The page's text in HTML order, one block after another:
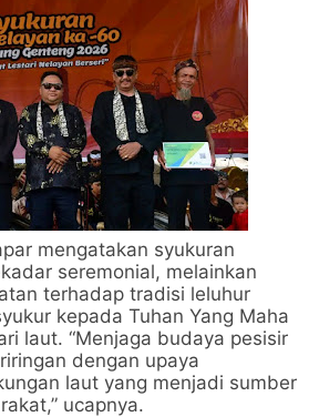
mengatakan syukuran
seremonial, melainkan
terhadap tradisi leluhur
kepada Tuhan Yang Maha
laut. “Menjaga budaya pesisir
dengan upaya
laut yang menjadi sumber
ucapnya.